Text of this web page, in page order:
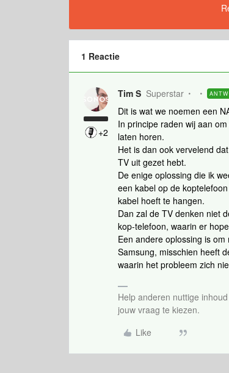
1 Reactie
+2
Tim S Superstar
Dit is wat we noemen een
In principe raden wij aan
laten horen.
Het is dan ook vervelend
TV uit gezet hebt.
De enige oplossing die ik
een kabel op de
kabel hoeft te hangen.
Dan zal de TV denken niet
kop-telefoon, waarin er
Een andere oplossing is
Samsung, misschien heeft
waarin het probleem zich
Help anderen nuttige
jouw vraag te kiezen.
Like